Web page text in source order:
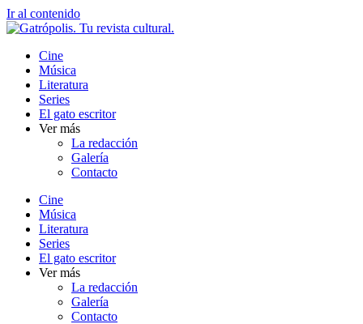
Ir al contenido
Cine
Música
Literatura
Series
El gato escritor
Ver más
La redacción
Galería
Contacto
Cine
Música
Literatura
Series
El gato escritor
Ver más
La redacción
Galería
Contacto